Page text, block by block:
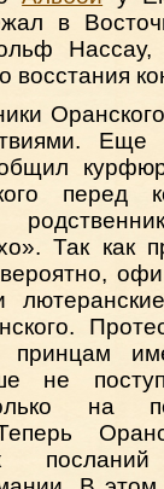
в
Еще
перед
Так как
принцам
не
на